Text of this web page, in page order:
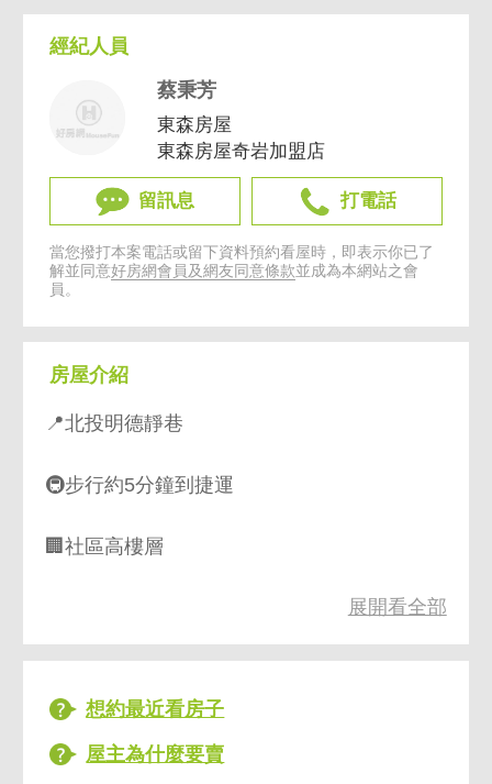
經紀人員
蔡秉芳
東森房屋
東森房屋奇岩加盟店
留訊息 打電話
當您撥打本案電話或留下資料預約看屋時，即表示你已了
解並同意好房網會員及網友同意條款並成為本網站之會
員。
房屋介紹
📍北投明德靜巷
🚇步行約5分鐘到捷運
🏢社區高樓層
展開看全部
想約最近看房子
屋主為什麼要賣